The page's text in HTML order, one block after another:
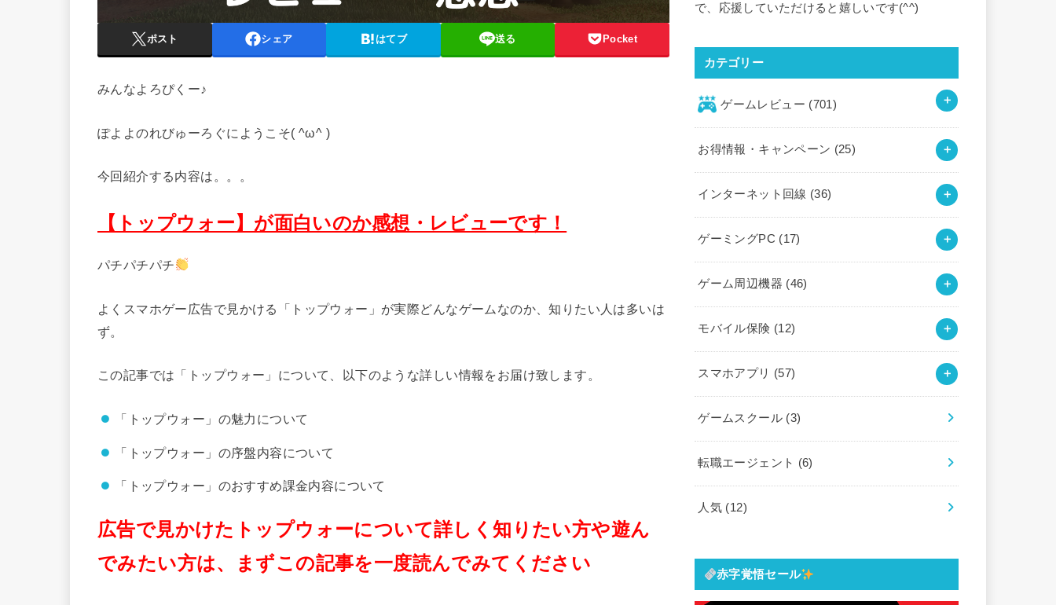
ポスト シェア はてブ 送る Pocket
みんなよろぴくー♪
ぽよよのれびゅーろぐにようこそ( ^ω^ )
今回紹介する内容は。。。
【トップウォー】が面白いのか感想・レビューです！
パチパチパチ
よくスマホゲー広告で見かける「トップウォー」が実際どんなゲームなのか、知りたい人は多いは
ず。
この記事では「トップウォー」について、以下のような詳しい情報をお届け致します。
「トップウォー」の魅力について
「トップウォー」の序盤内容について
「トップウォー」のおすすめ課金内容について
広告で見かけたトップウォーについて詳しく知りたい方や遊ん
でみたい方は、まずこの記事を一度読んでみてください
で、応援していただけると嬉しいです(^^)
カテゴリー
ゲームレビュー (701)
お得情報・キャンペーン (25)
インターネット回線 (36)
ゲーミングPC (17)
ゲーム周辺機器 (46)
モバイル保険 (12)
スマホアプリ (57)
ゲームスクール (3)
転職エージェント (6)
人気 (12)
赤字覚悟セール